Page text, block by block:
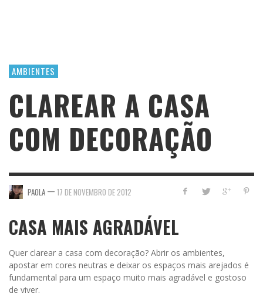
AMBIENTES
CLAREAR A CASA
COM DECORAÇÃO
PAOLA — 17 DE NOVEMBRO DE 2012
CASA MAIS AGRADÁVEL
Quer clarear a casa com decoração? Abrir os ambientes,
apostar em cores neutras e deixar os espaços mais arejados é
fundamental para um espaço muito mais agradável e gostoso
de viver.